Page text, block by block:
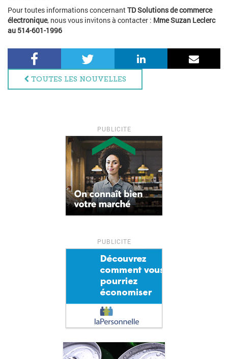
Pour toutes informations concernantTD Solutions de commerce
électronique, nous vous invitons à contacter : Mme Suzan Leclerc
au 514-601-1996
Facebook LinkedIn
TOUTES LES NOUVELLES